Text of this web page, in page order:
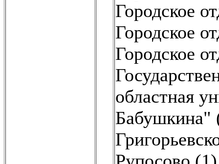
Городское
Городское
Городское
областная
Бабушкина"